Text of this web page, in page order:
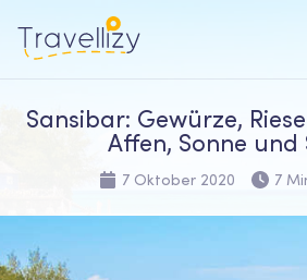
Sansibar: Gewürze,
Affen, Sonne und
7 Oktober 2020 7